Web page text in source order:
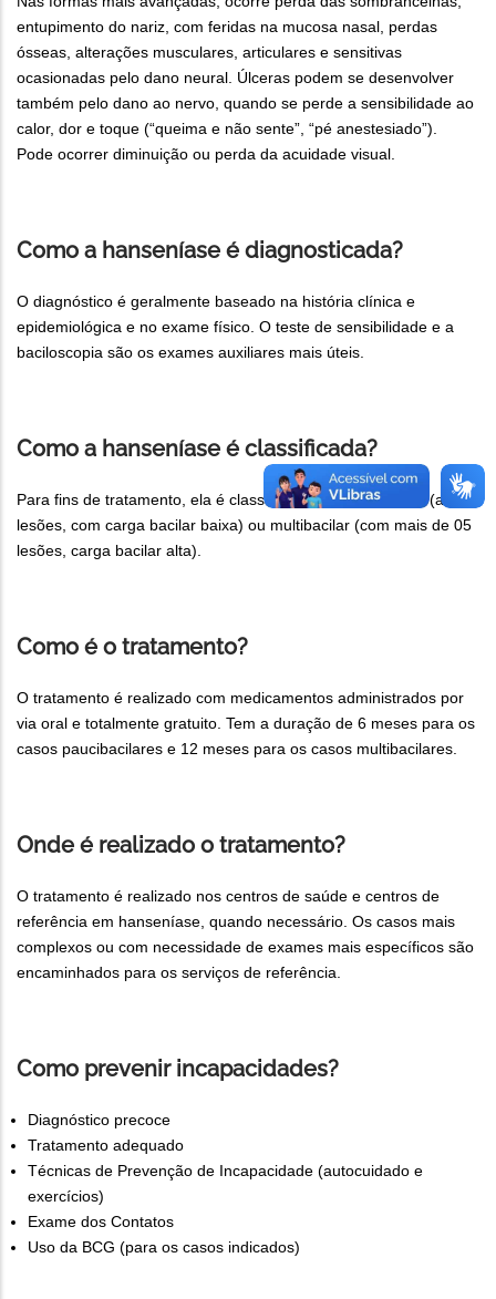
entupimento do nariz, com feridas na mucosa nasal, perdas
ósseas, alterações musculares, articulares e sensitivas
ocasionadas pelo dano neural. Úlceras podem se desenvolver
também pelo dano ao nervo, quando se perde a sensibilidade ao
calor, dor e toque (“queima e não sente”, “pé anestesiado”).
Pode ocorrer diminuição ou perda da acuidade visual.
Como a hanseníase é diagnosticada?
O diagnóstico é geralmente baseado na história clínica e
epidemiológica e no exame físico. O teste de sensibilidade e a
baciloscopia são os exames auxiliares mais úteis.
Como a hanseníase é classificada?
Para fins de tratamento, ela é classificada em paucibacilar (até 05
lesões, com carga bacilar baixa) ou multibacilar (com mais de 05
lesões, carga bacilar alta).
Como é o tratamento?
O tratamento é realizado com medicamentos administrados por
via oral e totalmente gratuito. Tem a duração de 6 meses para os
casos paucibacilares e 12 meses para os casos multibacilares.
Onde é realizado o tratamento?
O tratamento é realizado nos centros de saúde e centros de
referência em hanseníase, quando necessário. Os casos mais
complexos ou com necessidade de exames mais específicos são
encaminhados para os serviços de referência.
Como prevenir incapacidades?
Diagnóstico precoce
Tratamento adequado
Técnicas de Prevenção de Incapacidade (autocuidado e
exercícios)
Exame dos Contatos
Uso da BCG (para os casos indicados)